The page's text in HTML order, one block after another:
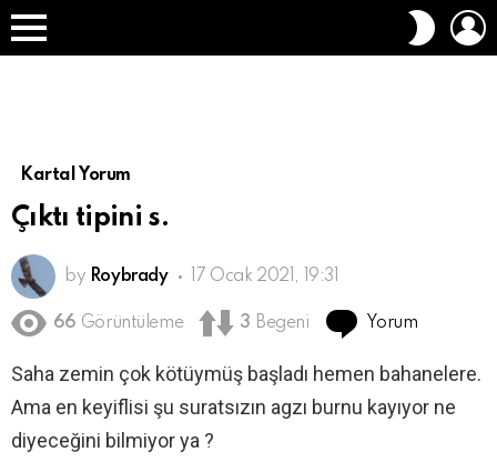
Menü
DIŞ
Kartal Yorum
Çıktı tipini s.
by Roybrady 17 Ocak 2021, 19:31
66 Görüntüleme 3 Begeni Yorum
Saha zemin çok kötüymüş başladı hemen bahanelere.
Ama en keyiflisi şu suratsızın agzı burnu kayıyor ne
diyeceğini bilmiyor ya ?